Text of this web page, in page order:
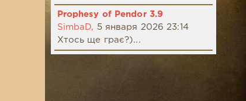
Prophesy of Pendor 3.9
SimbaD,
5 января 2026 23:14
Хтось ще грає?)...